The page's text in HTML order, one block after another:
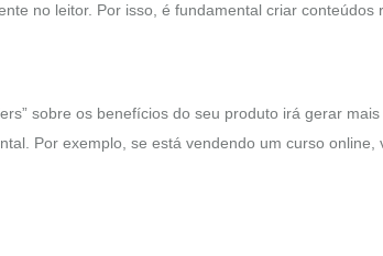
no leitor. Por isso, é fundamental criar
sobre os benefícios do seu produto irá gerar
Por exemplo, se está vendendo um curso